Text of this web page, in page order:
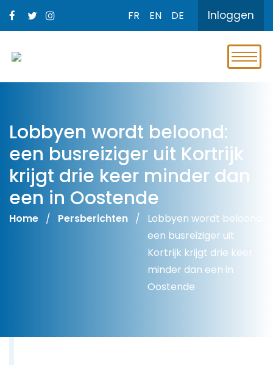
FR EN DE Inloggen
Lobbyen wordt beloond:
een busreiziger uit Kortrijk
krijgt drie keer minder dan
een in Oostende
Home / Persberichten / Lobbyen wordt beloond:
een busreiziger uit
Kortrijk krijgt drie keer
minder dan een in
Oostende